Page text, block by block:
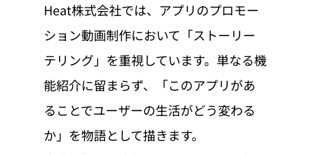
Heat株式会社では、アプリのプロモー
ション動画制作において「ストーリー
テリング」を重視しています。単なる機
能紹介に留まらず、「このアプリがあ
ることでユーザーの生活がどう変わる
か」を物語として描きます。